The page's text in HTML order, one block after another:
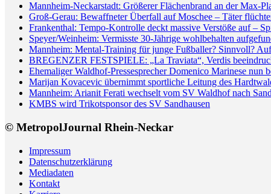
Mannheim-Neckarstadt: Größerer Flächenbrand an der Max-
Groß-Gerau: Bewaffneter Überfall auf Moschee – Täter
Frankenthal: Tempo-Kontrolle deckt massive Verstöße auf –
Speyer/Weinheim: Vermisste 30-Jährige wohlbehalten
Mannheim: Mental-Training für junge Fußballer? Sinnvoll?
BREGENZER FESTSPIELE: „La Traviata“, Verdis
Ehemaliger Waldhof-Pressesprecher Domenico Marinese nun
Marijan Kovacevic übernimmt sportliche Leitung des
Mannheim: Arianit Ferati wechselt vom SV Waldhof nach
KMBS wird Trikotsponsor des SV Sandhausen
© MetropolJournal Rhein-Neckar
Impressum
Datenschutzerklärung
Mediadaten
Kontakt